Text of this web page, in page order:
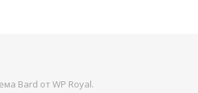
Bard от WP Royal.